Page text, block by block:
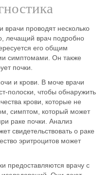
врачи проводят несколько
лечащий врач подробно
его общим
симптомами. Он также
почки.
и крови. В моче врачи
полоски, чтобы обнаружить
крови, которые не
симптом, который может
раке почки. Анализ
свидетельствовать о раке
эритроцитов может
предоставляются врачу с